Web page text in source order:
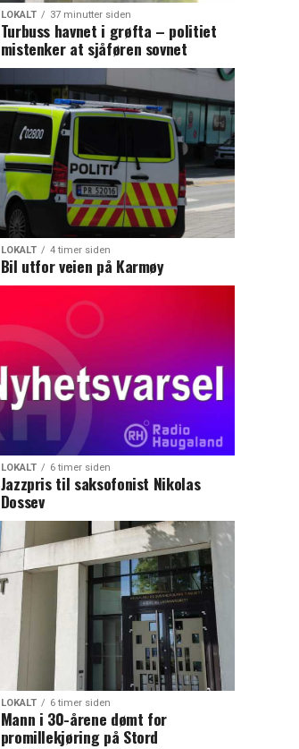
LOKALT 37 minutter siden
Turbuss havnet i grøfta – politiet
mistenker at sjåføren sovnet
LOKALT 4 timer siden
Bil utfor veien på Karmøy
LOKALT 6 timer siden
Jazzpris til saksofonist Nikolas
Dossev
LOKALT 6 timer siden
Mann i 30-årene dømt for
promillekjøring på Stord